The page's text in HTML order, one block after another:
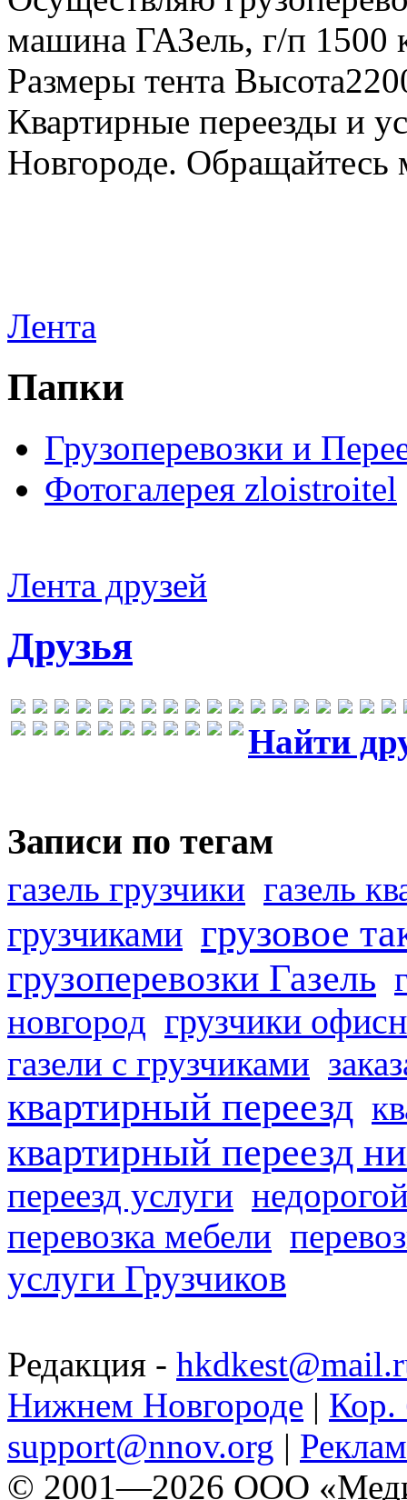
машина ГАЗель, г/п 1500
Размеры тента
Квартирные переезды и
Новгороде.
Лента
Папки
Грузоперевозки и
Фотогалерея zloistroitel
Лента друзей
Друзья
Найти
Записи по тегам
газель грузчики газель
грузчиками грузовое
грузоперевозки Газель
новгород грузчики
газели с грузчиками
квартирный переезд
квартирный переезд
переезд услуги
перевозка мебели
услуги Грузчиков
Редакция -
Нижнем Новгороде | Кор.
support@nnov.org |
© 2001—2026 ООО